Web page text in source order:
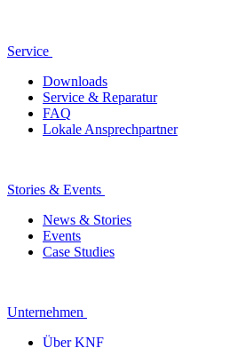
Service
Downloads
Service & Reparatur
FAQ
Lokale Ansprechpartner
Stories & Events
News & Stories
Events
Case Studies
Unternehmen
Über KNF